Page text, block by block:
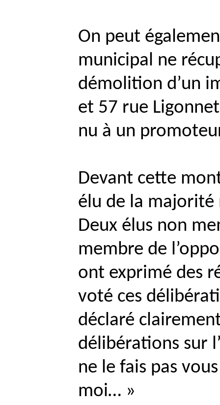
On peut
municipal ne
démolition d’un
et 57 rue Ligonnet
nu à un
Devant cette
élu de la majorité
Deux élus non
membre de
ont exprimé des
voté ces
déclaré
délibérations sur
ne le fais pas
moi… »